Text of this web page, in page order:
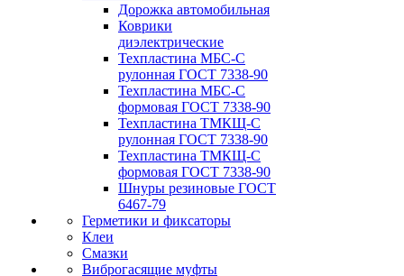
Дорожка автомобильная
Коврики
диэлектрические
Техпластина МБС-С
рулонная ГОСТ 7338-90
Техпластина МБС-С
формовая ГОСТ 7338-90
Техпластина ТМКЩ-С
рулонная ГОСТ 7338-90
Техпластина ТМКЩ-С
формовая ГОСТ 7338-90
Шнуры резиновые ГОСТ
6467-79
Герметики и фиксаторы
Клеи
Смазки
Виброгасящие муфты